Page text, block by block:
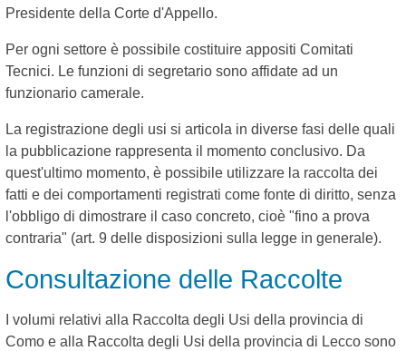
Presidente della Corte d'Appello.
Per ogni settore è possibile costituire appositi Comitati
Tecnici. Le funzioni di segretario sono affidate ad un
funzionario camerale.
La registrazione degli usi si articola in diverse fasi delle quali
la pubblicazione rappresenta il momento conclusivo. Da
quest'ultimo momento, è possibile utilizzare la raccolta dei
fatti e dei comportamenti registrati come fonte di diritto, senza
l'obbligo di dimostrare il caso concreto, cioè "fino a prova
contraria" (art. 9 delle disposizioni sulla legge in generale).
Consultazione delle Raccolte
I volumi relativi alla Raccolta degli Usi della provincia di
Como e alla Raccolta degli Usi della provincia di Lecco sono